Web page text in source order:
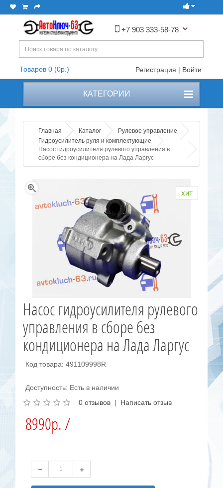
+7 903 333-58-78
Товаров 0 (0р.) Регистрация | Войти
КАТЕГОРИИ
Главная Каталог
Рулевое управление
Гидроусилитель руля и комплектующие
Насос гидроусилителя рулевого управления в
сборе без кондиционера на Лада Ларгус
хит
Насос гидроусилителя рулевого
управления в сборе без
кондиционера на Лада Ларгус
Код товара: 491109998R
Доступность: Есть в наличии
0 отзывов | Написать отзыв
8990р. /